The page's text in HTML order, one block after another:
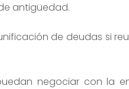
antigüedad.
de deudas si
negociar con la